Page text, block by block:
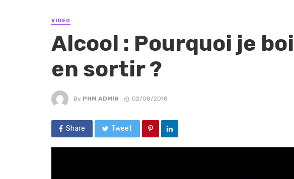
VIDEO
Alcool : Pourquoi je
en sortir ?
By PHM ADMIN 02/08/2018
Share Tweet